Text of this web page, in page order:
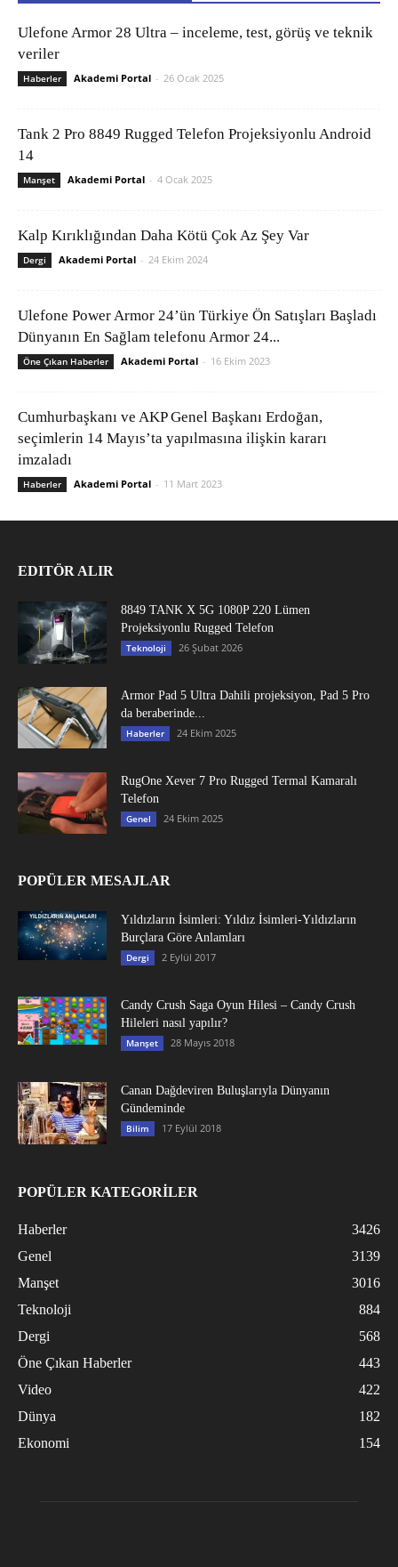
Ulefone Armor 28 Ultra – inceleme, test, görüş ve teknik
veriler
Haberler Akademi Portal - 26 Ocak 2025
Tank 2 Pro 8849 Rugged Telefon Projeksiyonlu Android
14
Manşet Akademi Portal - 4 Ocak 2025
Kalp Kırıklığından Daha Kötü Çok Az Şey Var
Dergi Akademi Portal - 24 Ekim 2024
Ulefone Power Armor 24’ün Türkiye Ön Satışları Başladı
Dünyanın En Sağlam telefonu Armor 24...
Öne Çıkan Haberler Akademi Portal - 16 Ekim 2023
Cumhurbaşkanı ve AKP Genel Başkanı Erdoğan,
seçimlerin 14 Mayıs’ta yapılmasına ilişkin kararı
imzaladı
Haberler Akademi Portal - 11 Mart 2023
EDITÖR ALIR
8849 TANK X 5G 1080P 220 Lümen
Projeksiyonlu Rugged Telefon
Teknoloji 26 Şubat 2026
Armor Pad 5 Ultra Dahili projeksiyon, Pad 5 Pro
da beraberinde...
Haberler 24 Ekim 2025
RugOne Xever 7 Pro Rugged Termal Kamaralı
Telefon
Genel 24 Ekim 2025
POPÜLER MESAJLAR
Yıldızların İsimleri: Yıldız İsimleri-Yıldızların
Burçlara Göre Anlamları
Dergi 2 Eylül 2017
Candy Crush Saga Oyun Hilesi – Candy Crush
Hileleri nasıl yapılır?
Manşet 28 Mayıs 2018
Canan Dağdeviren Buluşlarıyla Dünyanın
Gündeminde
Bilim 17 Eylül 2018
POPÜLER KATEGORİLER
Haberler
3426
Genel
3139
Manşet
3016
Teknoloji
884
Dergi
568
Öne Çıkan Haberler
443
Video
422
Dünya
182
Ekonomi
154